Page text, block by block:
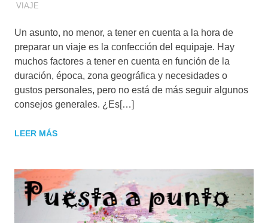
VIAJE
Un asunto, no menor, a tener en cuenta a la hora de
preparar un viaje es la confección del equipaje. Hay
muchos factores a tener en cuenta en función de la
duración, época, zona geográfica y necesidades o
gustos personales, pero no está de más seguir algunos
consejos generales. ¿Es[…]
LEER MÁS